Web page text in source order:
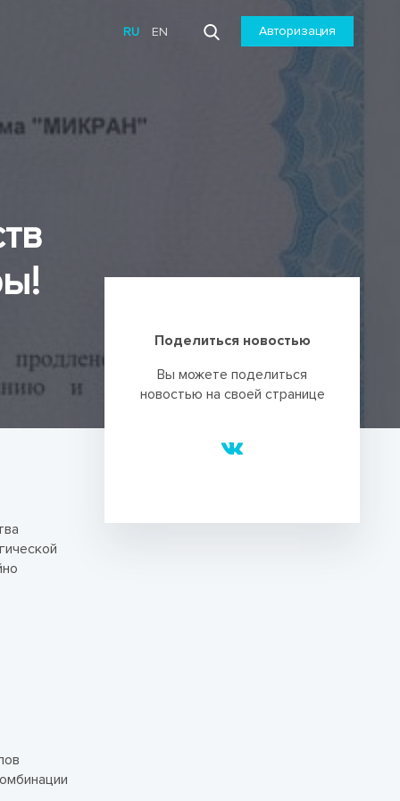
RU EN Авторизация
Поделиться новостью
Вы можете поделиться
новостью на своей странице